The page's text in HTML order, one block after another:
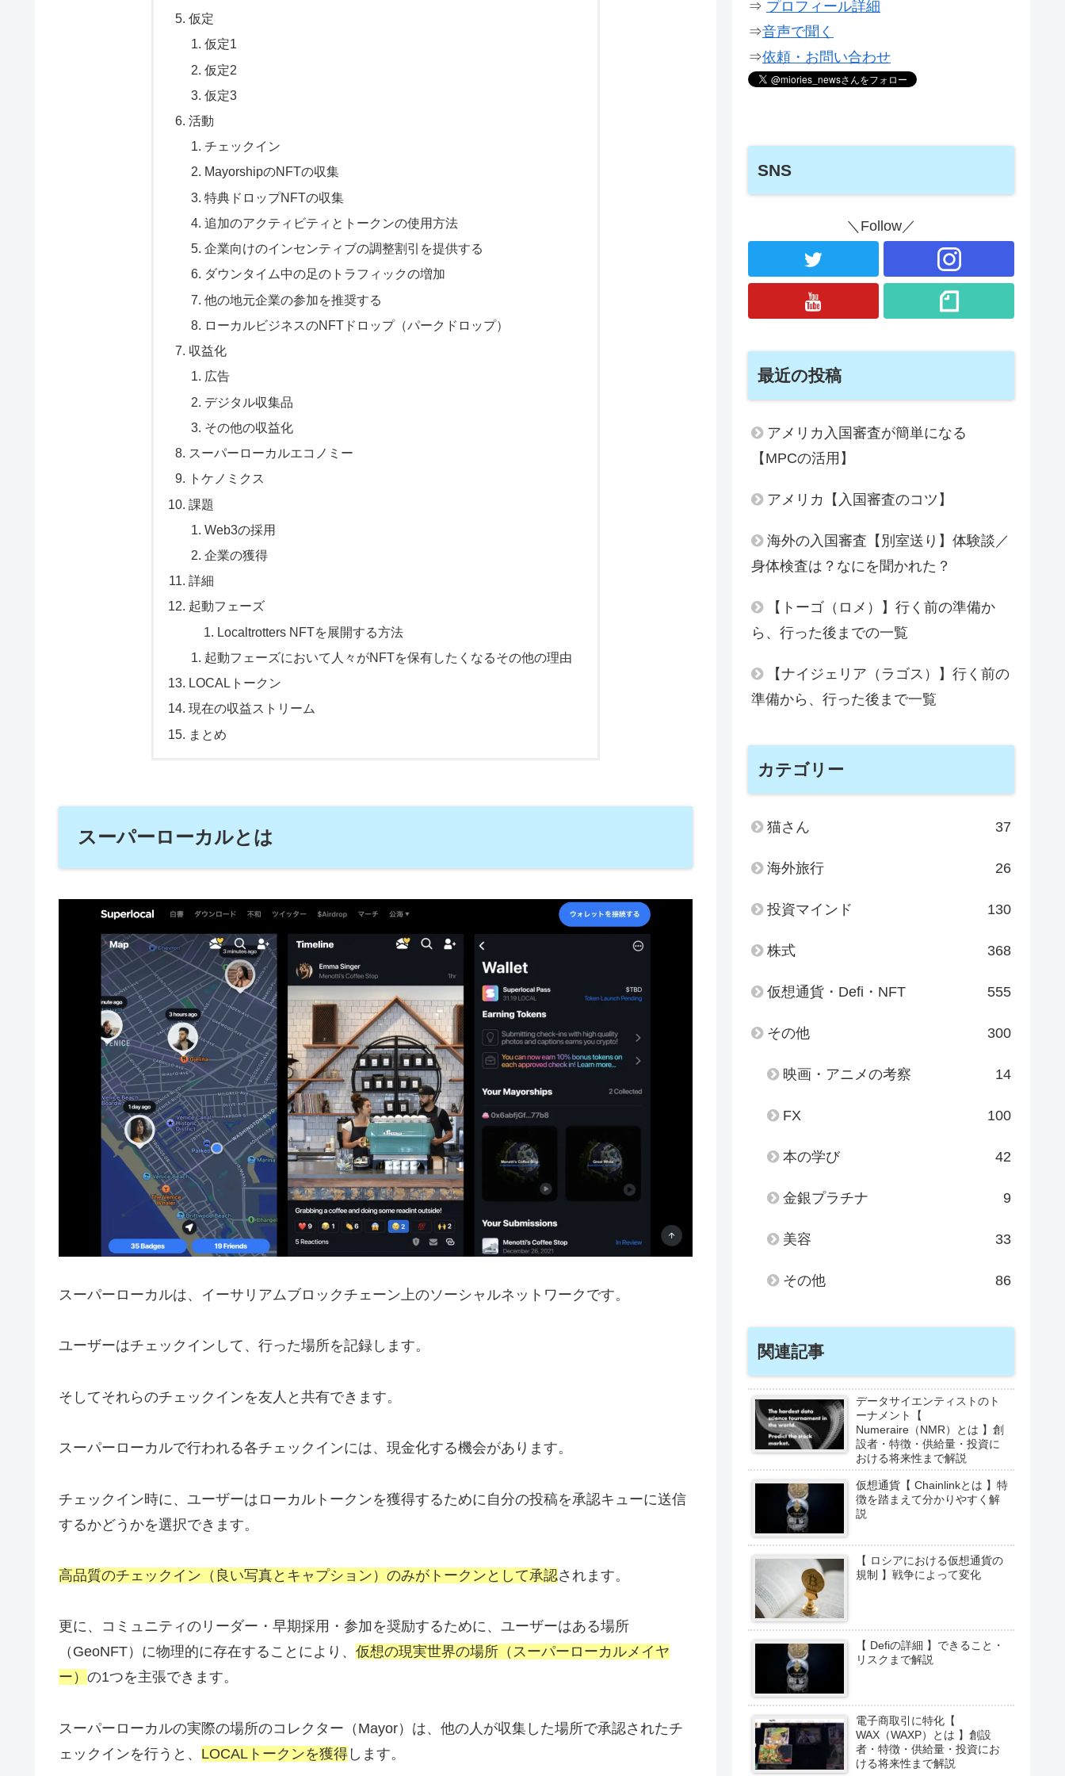
仮定
仮定1
仮定2
仮定3
活動
チェックイン
MayorshipのNFTの収集
特典ドロップNFTの収集
追加のアクティビティとトークンの使用方法
企業向けのインセンティブの調整割引を提供する
ダウンタイム中の足のトラフィックの増加
他の地元企業の参加を推奨する
ローカルビジネスのNFTドロップ（パークドロップ）
収益化
広告
デジタル収集品
その他の収益化
スーパーローカルエコノミー
トケノミクス
課題
Web3の採用
企業の獲得
詳細
起動フェーズ
Localtrotters NFTを展開する方法
起動フェーズにおいて人々がNFTを保有したくなるその他の理由
LOCALトークン
現在の収益ストリーム
まとめ
スーパーローカルとは
スーパーローカルは、イーサリアムブロックチェーン上のソーシャルネットワークです。
ユーザーはチェックインして、行った場所を記録します。
そしてそれらのチェックインを友人と共有できます。
スーパーローカルで行われる各チェックインには、現金化する機会があります。
チェックイン時に、ユーザーはローカルトークンを獲得するために自分の投稿を承認キューに送信
するかどうかを選択できます。
高品質のチェックイン（良い写真とキャプション）のみがトークンとして承認されます。
更に、コミュニティのリーダー・早期採用・参加を奨励するために、ユーザーはある場所
（GeoNFT）に物理的に存在することにより、 仮想の現実世界の場所（スーパーローカルメイヤ
ー） の1つを主張できます。
スーパーローカルの実際の場所のコレクター（Mayor）は、他の人が収集した場所で承認されたチ
ェックインを行うと、 LOCALトークンを獲得 します。
⇒ プロフィール詳細
⇒音声で聞く
⇒依頼・お問い合わせ
SNS
＼Follow／
最近の投稿
アメリカ入国審査が簡単になる
【MPCの活用】
アメリカ【入国審査のコツ】
海外の入国審査【別室送り】体験談／
身体検査は？なにを聞かれた？
【トーゴ（ロメ）】行く前の準備か
ら、行った後までの一覧
【ナイジェリア（ラゴス）】行く前の
準備から、行った後まで一覧
カテゴリー
猫さん 37
海外旅行 26
投資マインド 130
株式 368
仮想通貨・Defi・NFT 555
その他 300
映画・アニメの考察 14
FX 100
本の学び 42
金銀プラチナ 9
美容 33
その他 86
関連記事
データサイエンティストのト
ーナメント【
Numeraire（NMR）とは 】創
設者・特徴・供給量・投資に
おける将来性まで解説
仮想通貨【 Chainlinkとは 】特
徴を踏まえて分かりやすく解
説
【 ロシアにおける仮想通貨の
規制 】戦争によって変化
【 Defiの詳細 】できること・
リスクまで解説
電子商取引に特化【
WAX（WAXP）とは 】創設
者・特徴・供給量・投資にお
ける将来性まで解説